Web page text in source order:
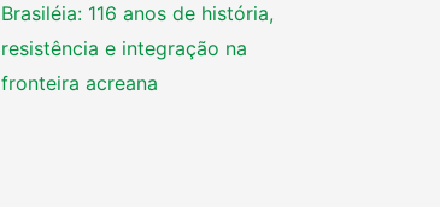
Brasiléia: 116 anos de história,
resistência e integração na
fronteira acreana